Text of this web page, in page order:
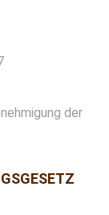
der
(